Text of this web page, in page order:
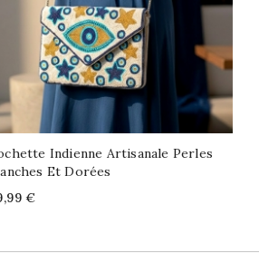
Indienne Artisanale Perles
Et Dorées
€